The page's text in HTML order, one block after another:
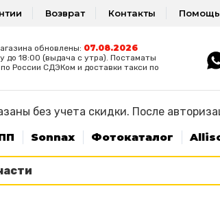
Возврат Контакты Помощь
обновлены: 07.08.2026
18:00 (выдача с утра). Постаматы
России СДЭКом и доставки такси по
без учета скидки. После
Sonnax Фотокаталог